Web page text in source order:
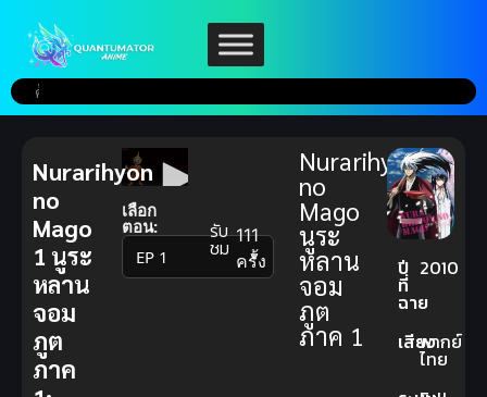
เลือก
ตอน:
▼
รับ
ชม 111
ครั้ง
Nurarihyon
no
Mago
นูระ
หลาน
จอม
ภูต
ภาค 1
ปี
ที่
ฉาย
2010
เสียงพากย์
ไทย
Nurarihyon
no
Mago
1 นูระ
หลาน
จอม
ภูต
ภาค